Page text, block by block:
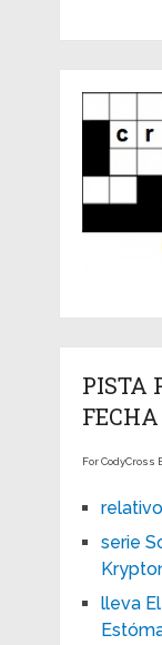
PISTA
FECHA
For CodyCross
relativo
serie
lleva